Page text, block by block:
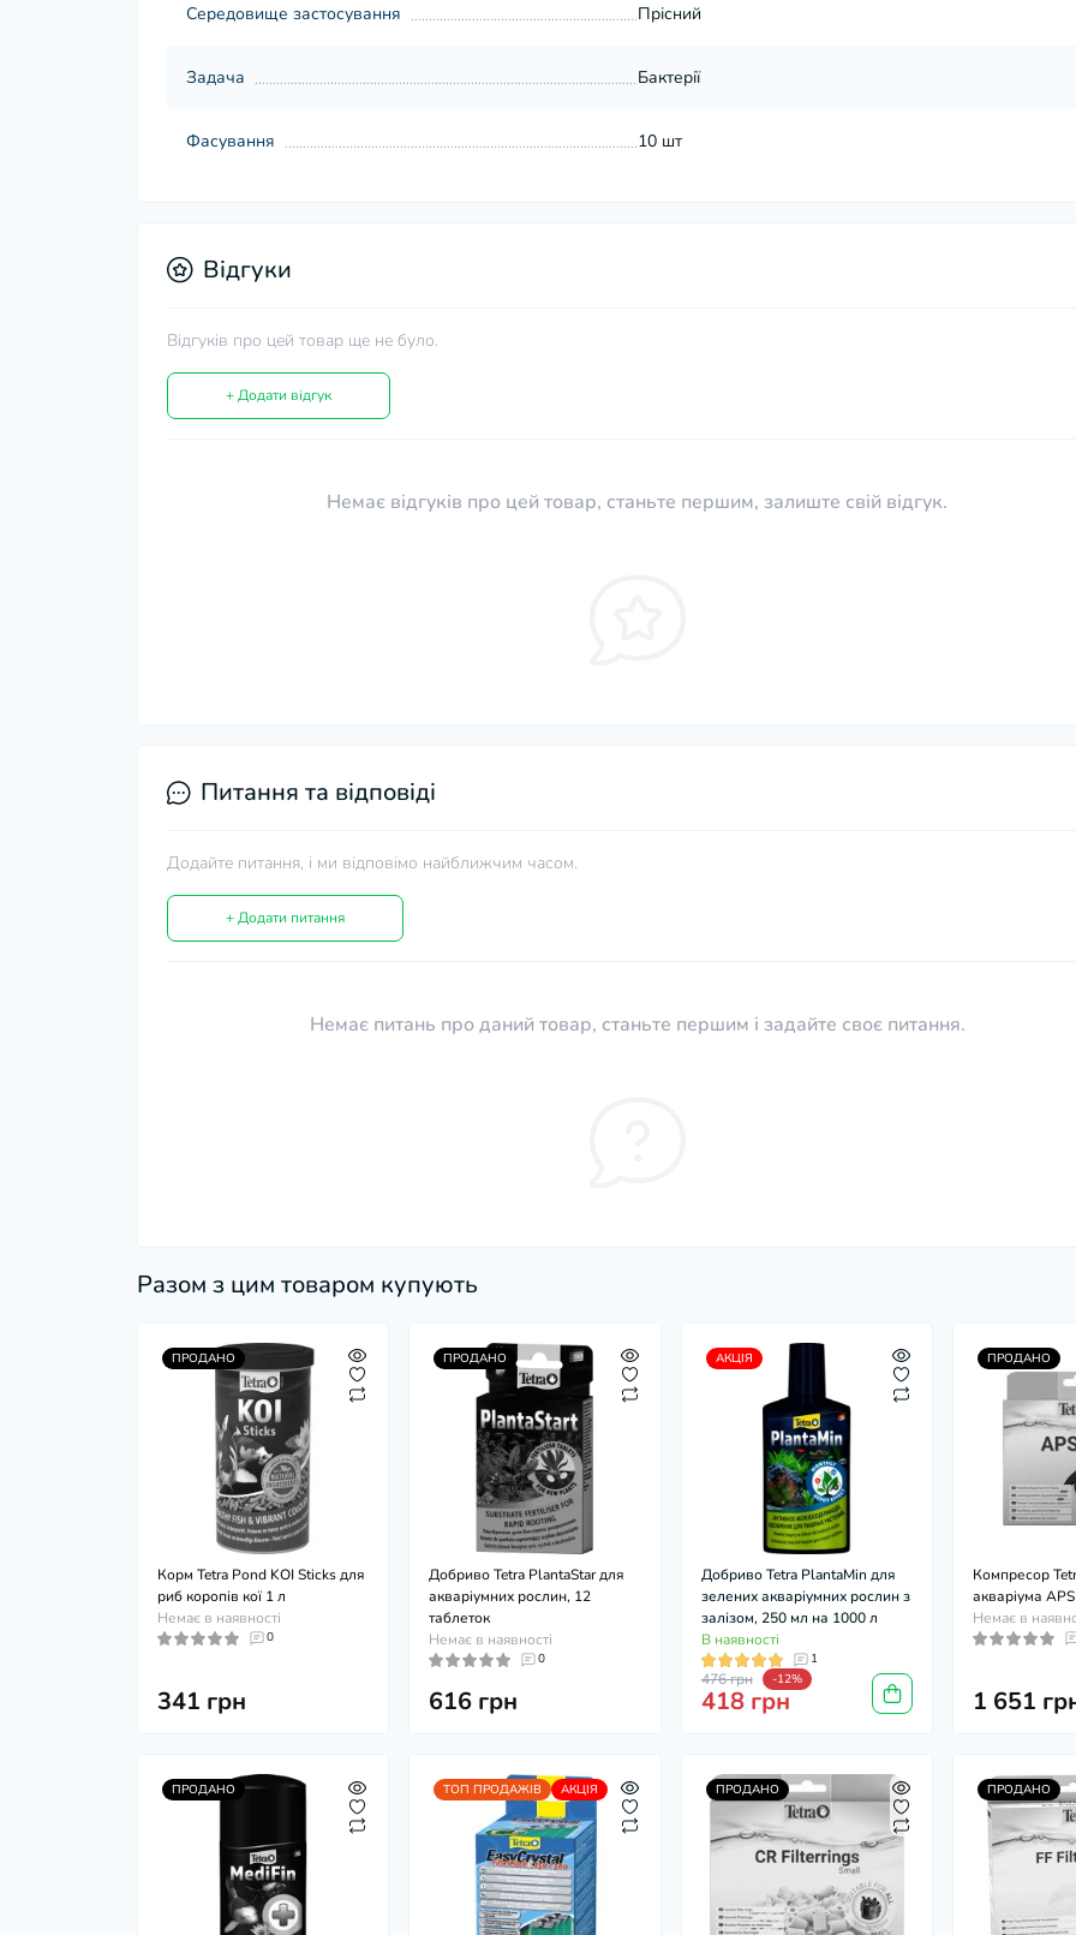
Середовище застосування
Прісний
Задача Бактерії
Фасування 10 шт
Відгуки
Відгуків про цей товар ще не було.
+ Додати відгук
Немає відгуків про цей товар, станьте першим, залиште свій відгук.
Питання та відповіді
Додайте питання, і ми відповімо найближчим часом.
+ Додати питання
Немає питань про даний товар, станьте першим і задайте своє питання.
Разом з цим товаром купують
ПРОДАНО
Корм Tetra Pond KOI Sticks для
риб коропів кої 1 л
Немає в наявності
0
341 грн
ПРОДАНО
Добриво Tetra PlantaStar для
акваріумних рослин, 12
таблеток
Немає в наявності
0
616 грн
АКЦІЯ
Добриво Tetra PlantaMin для
зелених акваріумних рослин з
залізом, 250 мл на 1000 л
В наявності
1
476 грн -12%
418 грн
ПРОДАНО
Компресор
акваріума
Немає в
1 651
ПРОДАНО ТОП ПРОДАЖІВ АКЦІЯ ПРОДАНО ПРОДАНО